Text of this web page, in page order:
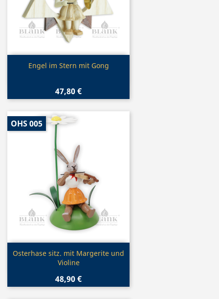
Vorschau
Engel im Stern mit Gong
47,80 €
Vorschau
Osterhase sitz. mit Margerite und
Violine
48,90 €
OHS 005